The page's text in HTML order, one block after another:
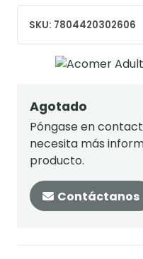
SKU: 7804420302606
Agotado
Póngase en
necesita más
producto.
Contáctanos